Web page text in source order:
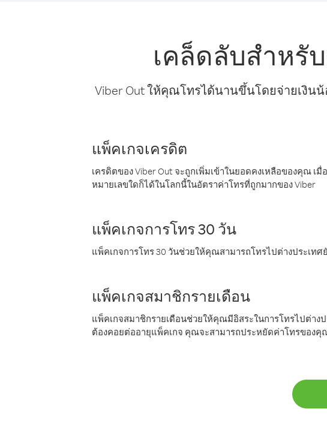
เคล็ดลับสำหรั
Viber Out ให้คุณโทรได้นานขึ้นโดยจ่ายเงิน
แพ็คเกจเครดิต
เครดิตของ Viber Out จะถูกเพิ่มเข้าในยอดคงเหลือของคุณ
หมายเลขใดก็ได้ในโลกนี้ในอัตราค่าโทรที่ถูกมากของ Viber
แพ็คเกจการโทร 30 วัน
แพ็คเกจการโทร 30 วันช่วยให้คุณสามารถโทรไปต่างประเท
แพ็คเกจสมาชิกรายเดือน
แพ็คเกจสมาชิกรายเดือนช่วยให้คุณมีอิสระในการโทรไปต่า
ต้องคอยต่ออายุแพ็คเกจ คุณจะสามารถประหยัดค่าโทรของ